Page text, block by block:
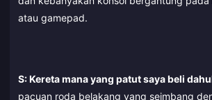
atau gamepad.
S: Kereta mana yang patut saya beli
pacuan roda belakang yang seimbang